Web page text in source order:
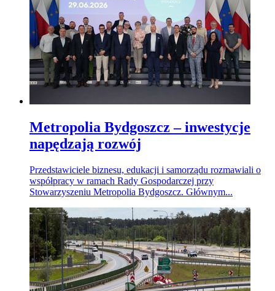
Metropolia Bydgoszcz – inwestycje
napędzają rozwój
Przedstawiciele biznesu, edukacji i samorządu rozmawiali o
współpracy w ramach Rady Gospodarczej przy
Stowarzyszeniu Metropolia Bydgoszcz. Głównym...